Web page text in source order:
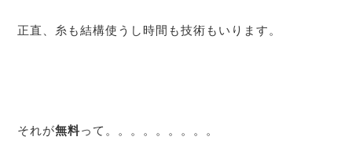
正直、糸も結構使うし時間も技術もいります。
それが無料って。。。。。。。。。